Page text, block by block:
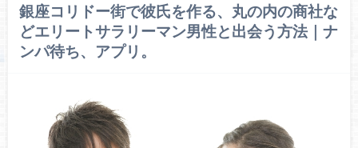
銀座コリドー街で彼氏を作る、丸の内の商社な
どエリートサラリーマン男性と出会う方法｜ナ
ンパ待ち、アプリ。